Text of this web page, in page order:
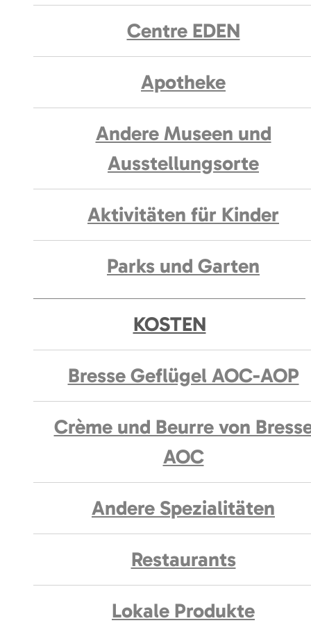
Centre EDEN
Apotheke
Andere Museen und
Ausstellungsorte
Aktivitäten für Kinder
Parks und Garten
KOSTEN
Bresse Geflügel AOC-AOP
Crème und Beurre von
AOC
Andere Spezialitäten
Restaurants
Lokale Produkte